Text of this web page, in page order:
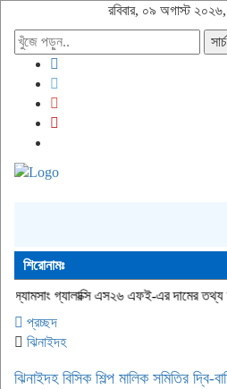
রবিবার, ০৯ অগাস্ট
সার্চ
শিরোনামঃ
এস২৬ এফই-এর দামের তথ্য ফাঁস
প্রচ্ছদ
ঝিনাইদহ
ঝিনাইদহ বিসিক শিল্প মালিক সমিতির দ্বি-